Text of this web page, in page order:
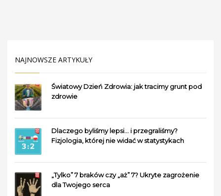
NAJNOWSZE ARTYKUŁY
Światowy Dzień Zdrowia: jak tracimy grunt pod
zdrowie
Dlaczego byliśmy lepsi… i przegraliśmy?
Fizjologia, której nie widać w statystykach
„Tylko” 7 braków czy „aż” 7? Ukryte zagrożenie
dla Twojego serca